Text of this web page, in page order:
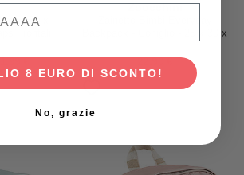
- 30 x
Frontali
€
Zoocchini
Backpack - Coniglio - 25 x 30 x
22,90 €
8 EURO DI SCONTO!
No, grazie